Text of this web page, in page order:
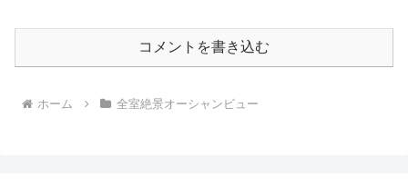
コメントを書き込む
ホーム 全室絶景オーシャンビュー